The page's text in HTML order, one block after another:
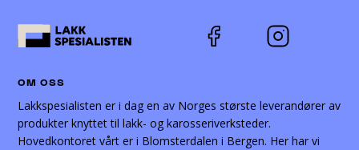
OM OSS
Lakkspesialisten er i dag en av Norges største leverandører av
produkter knyttet til lakk- og karosseriverksteder.
Hovedkontoret vårt er i Blomsterdalen i Bergen. Her har vi